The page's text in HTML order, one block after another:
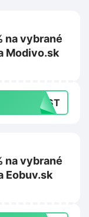
na vybrané
Modivo.sk
LAST
na vybrané
Eobuv.sk